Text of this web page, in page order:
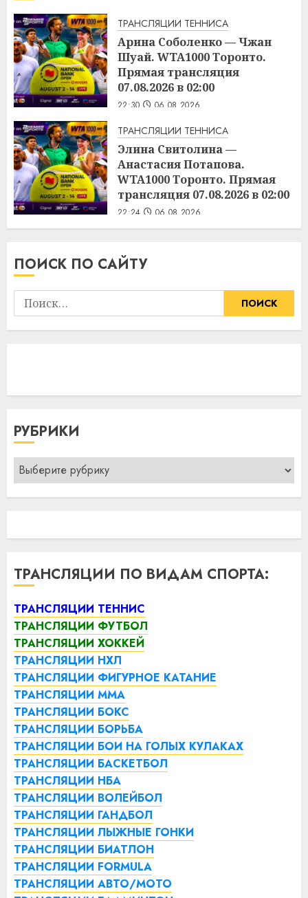
ТРАНСЛЯЦИИ ТЕННИСА
Арина Соболенко — Чжан
Шуай. WTA1000 Торонто.
Прямая трансляция
07.08.2026 в 02:00
22:30 06.08.2026
ТРАНСЛЯЦИИ ТЕННИСА
Элина Свитолина —
Анастасия Потапова.
WTA1000 Торонто. Прямая
трансляция 07.08.2026 в 02:00
22:24 06.08.2026
ПОИСК ПО САЙТУ
Найти:
РУБРИКИ
Рубрики
ТРАНСЛЯЦИИ ПО ВИДАМ СПОРТА:
ТРАНСЛЯЦИИ ТЕННИС
ТРАНСЛЯЦИИ ФУТБОЛ
ТРАНСЛЯЦИИ ХОККЕЙ
ТРАНСЛЯЦИИ НХЛ
ТРАНСЛЯЦИИ ФИГУРНОЕ КАТАНИЕ
ТРАНСЛЯЦИИ ММА
ТРАНСЛЯЦИИ БОКС
ТРАНСЛЯЦИИ БОРЬБА
ТРАНСЛЯЦИИ БОИ НА ГОЛЫХ КУЛАКАХ
ТРАНСЛЯЦИИ БАСКЕТБОЛ
ТРАНСЛЯЦИИ НБА
ТРАНСЛЯЦИИ ВОЛЕЙБОЛ
ТРАНСЛЯЦИИ ГАНДБОЛ
ТРАНСЛЯЦИИ ЛЫЖНЫЕ ГОНКИ
ТРАНСЛЯЦИИ БИАТЛОН
ТРАНСЛЯЦИИ FORMULA
ТРАНСЛЯЦИИ АВТО/МОТО